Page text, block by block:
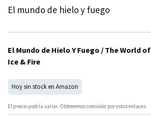
El mundo de hielo y fuego
El Mundo de Hielo Y Fuego / The World of
Ice & Fire
Hoy sin stock en Amazon
El precio podría variar. Obtenemos comisión por estos enlaces